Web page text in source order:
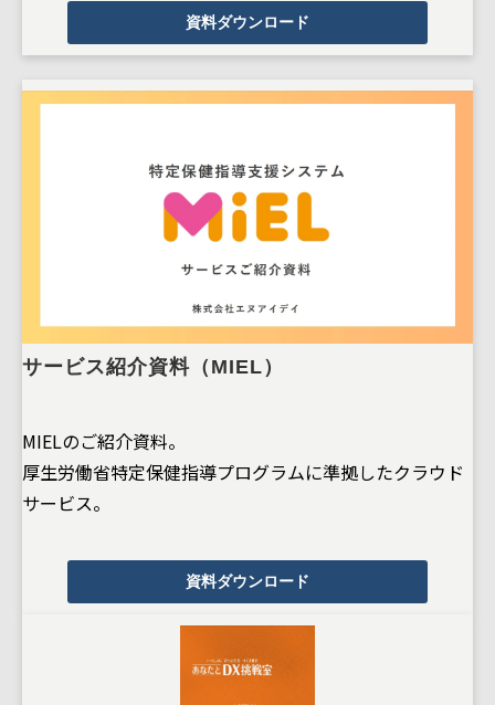
資料ダウンロード
サービス紹介資料（MIEL）
MIELのご紹介資料。
厚生労働省特定保健指導プログラムに準拠したクラウド
サービス。
資料ダウンロード